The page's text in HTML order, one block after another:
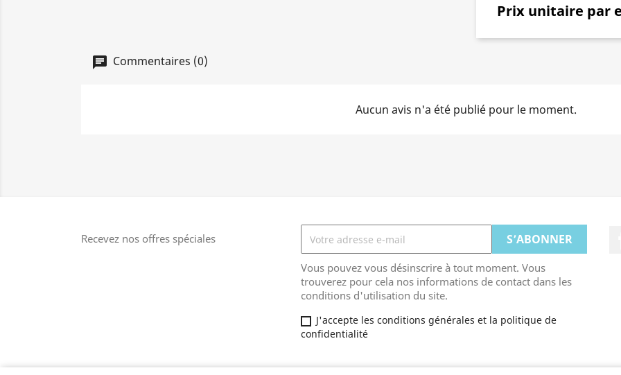
Prix unitaire par
Commentaires (0)
Aucun avis n'a été publié pour le moment.
Recevez nos offres spéciales
Vous pouvez vous désinscrire à tout moment. Vous
trouverez pour cela nos informations de contact dans les
conditions d'utilisation du site.
J'accepte les conditions générales et la politique de
confidentialité